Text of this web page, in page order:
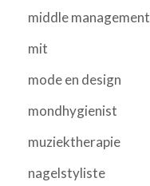
middle management
mit
mode en design
mondhygienist
muziektherapie
nagelstyliste